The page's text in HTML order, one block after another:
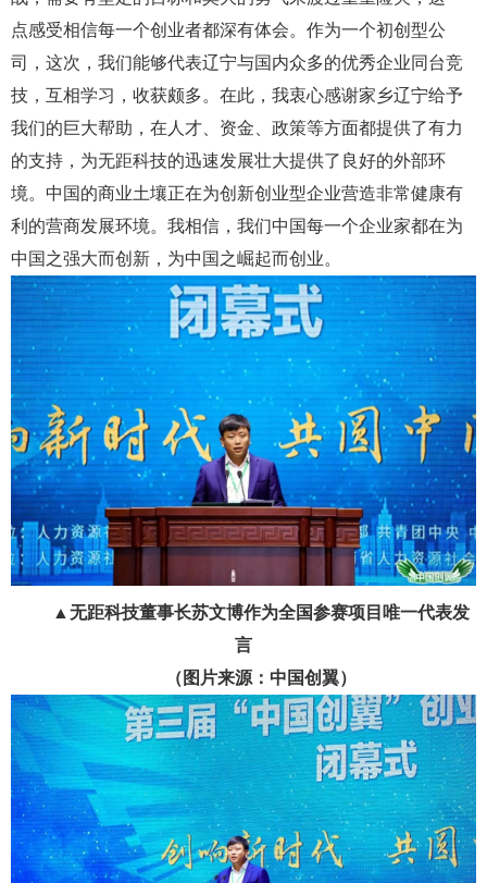
点感受相信每一个创业者都深有体会。作为一个初创型公
司，这次，我们能够代表辽宁与国内众多的优秀企业同台竞
技，互相学习，收获颇多。在此，我衷心感谢家乡辽宁给予
我们的巨大帮助，在人才、资金、政策等方面都提供了有力
的支持，为无距科技的迅速发展壮大提供了良好的外部环
境。中国的商业土壤正在为创新创业型企业营造非常健康有
利的营商发展环境。我相信，我们中国每一个企业家都在为
中国之强大而创新，为中国之崛起而创业。
▲无距科技董事长苏文博作为全国参赛项目唯一代表发
言
（图片来源：中国创翼）